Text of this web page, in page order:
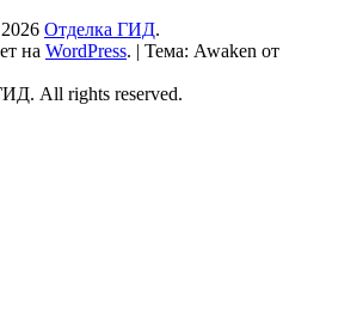
Отделка ГИД.
на WordPress. | Тема: Awaken от
All rights reserved.